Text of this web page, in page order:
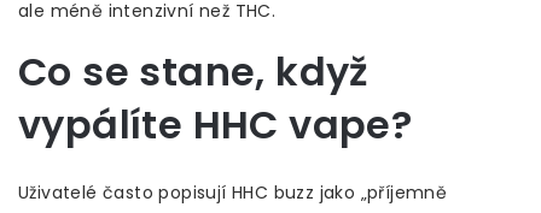
ale méně intenzivní než THC.
Co se stane, když
vypálíte HHC vape?
Uživatelé často popisují HHC buzz jako „příjemně